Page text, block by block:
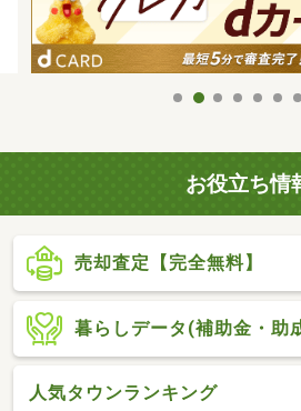
お役立ち情
売却査定【完全無料】
暮らしデータ(補助金・助
人気タウンランキング